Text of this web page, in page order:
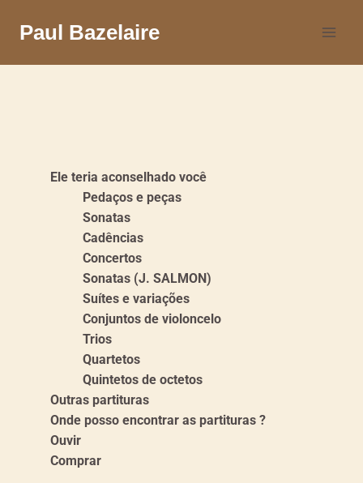
Paul Bazelaire
Ele teria aconselhado você
Pedaços e peças
Sonatas
Cadências
Concertos
Sonatas (J. SALMON)
Suítes e variações
Conjuntos de violoncelo
Trios
Quartetos
Quintetos de octetos
Outras partituras
Onde posso encontrar as partituras ?
Ouvir
Comprar